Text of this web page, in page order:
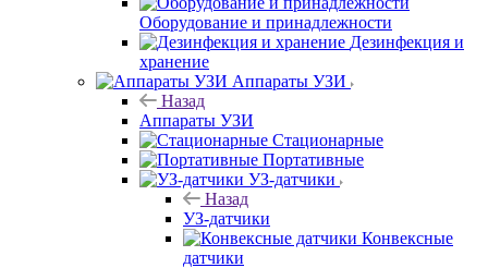
Оборудование и принадлежности
Дезинфекция и
хранение
Аппараты УЗИ
Назад
Аппараты УЗИ
Стационарные
Портативные
УЗ-датчики
Назад
УЗ-датчики
Конвексные
датчики